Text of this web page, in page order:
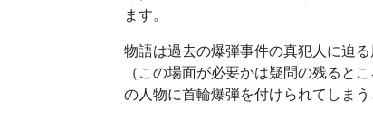
ます。
物語は過去の爆弾事件の真犯人に迫
（この場面が必要かは疑問の残ると
の人物に首輪爆弾を付けられてしま